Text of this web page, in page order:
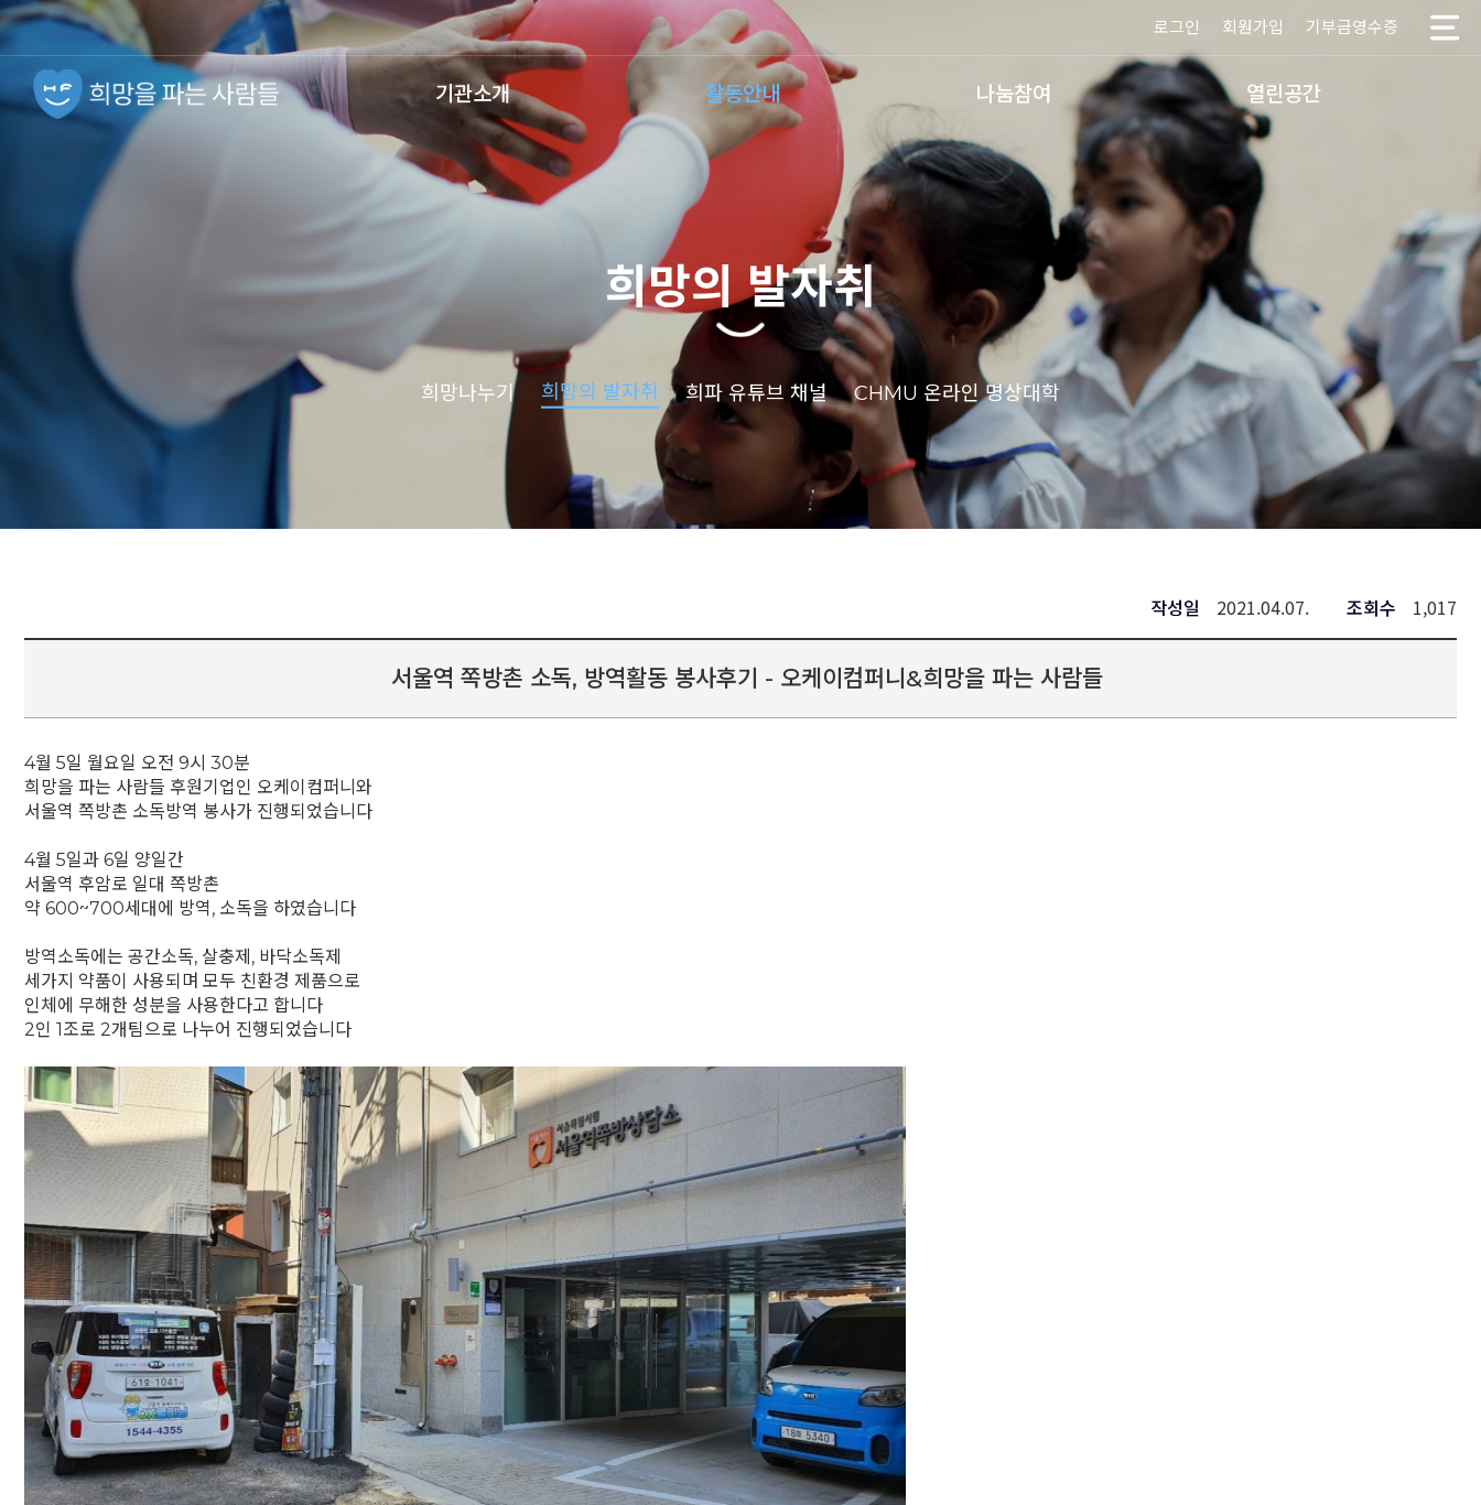
기관소개 활동안내 나눔참여 열린공간
로그인 회원가입 기부금영수증
희망의 발자취
희망나누기 희망의 발자취 희파 유튜브 채널 CHMU 온라인 명상대학
작성일 2021.04.07. 조회수 1,017
서울역 쪽방촌 소독, 방역활동 봉사후기 - 오케이컴퍼니&희망을 파는 사람들
4월 5일 월요일 오전 9시 30분
희망을 파는 사람들 후원기업인 오케이컴퍼니와
서울역 쪽방촌 소독방역 봉사가 진행되었습니다
4월 5일과 6일 양일간
서울역 후암로 일대 쪽방촌
약 600~700세대에 방역, 소독을 하였습니다
방역소독에는 공간소독, 살충제, 바닥소독제
세가지 약품이 사용되며 모두 친환경 제품으로
인체에 무해한 성분을 사용한다고 합니다
2인 1조로 2개팀으로 나누어 진행되었습니다